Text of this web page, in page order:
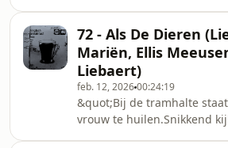
Zandberg, een
mensen met een
een tijd waar alles steeds
moet gaan, wordt er op de
even stilgestaan om
kunnen kijken. Schrijver Jan,
commentator Klaus,
72 - Als De Dieren
Mariën, Ellis
Liebaert)
feb. 12, 202600:24:19
&quot;Bij de tramhalte
vrouw te huilen.Snikkend